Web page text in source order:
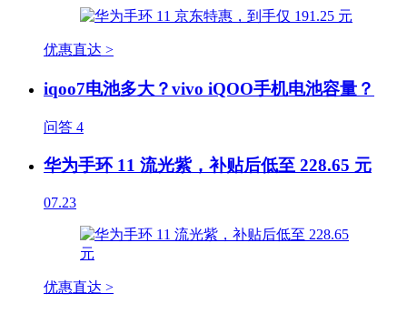
优惠直达 >
iqoo7电池多大？vivo iQOO手机电池容量？
问答 4
华为手环 11 流光紫，补贴后低至 228.65 元
07.23
优惠直达 >